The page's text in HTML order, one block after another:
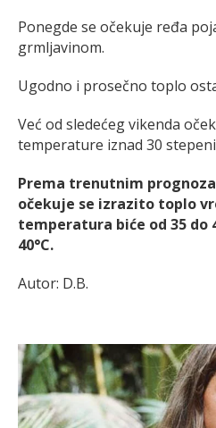
Ponegde se očekuje ređa
grmljavinom.
Ugodno i prosečno toplo
Već od sledećeg vikenda
temperature iznad 30
Prema trenutnim
očekuje se izrazito toplo
temperatura biće od 35 do
40°C.
Autor: D.B.